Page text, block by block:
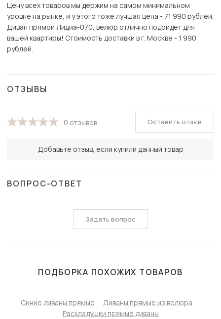
Цену всех товаров мы держим на самом минимальном
уровне на рынке, и у этого тоже лучшая цена - 71 990 рублей.
Диван прямой Лидиа-070, велюр отлично подойдет для
вашей квартиры! Стоимость доставки в г. Москве - 1 990
рублей.
ОТЗЫВЫ
0 отзывов
Добавьте отзыв, если купили данный товар
Оставить отзыв
ВОПРОС-ОТВЕТ
Задать вопрос
ПОДБОРКА ПОХОЖИХ ТОВАРОВ
Синие диваны прямые
Диваны прямые из велюра
Раскладушки прямые диваны